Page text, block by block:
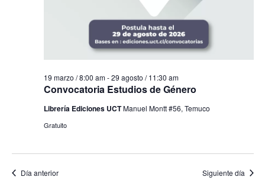
Convocatoria Estudios de Género
19 marzo / 8:00 am-29 agosto / 11:30 am
Librería Ediciones UCTManuel Montt #56, Temuco
Gratuito
Día anterior Siguiente día